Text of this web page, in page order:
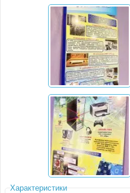
Характеристики